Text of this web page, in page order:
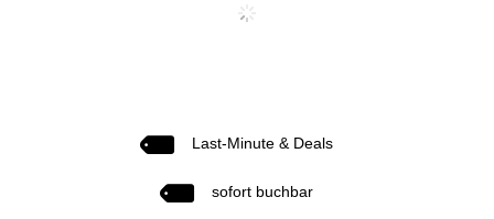
Last-Minute & Deals
sofort buchbar